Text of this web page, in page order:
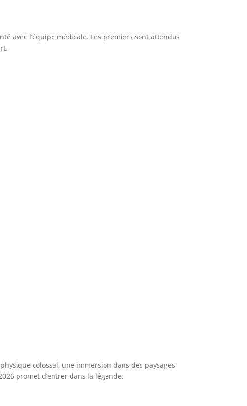
avec l’équipe médicale. Les premiers sont attendus
colossal, une immersion dans des paysages
promet d’entrer dans la légende.